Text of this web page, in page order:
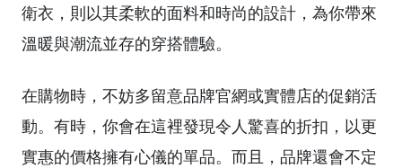
衛衣，則以其柔軟的面料和時尚的設計，為你帶來
溫暖與潮流並存的穿搭體驗。
在購物時，不妨多留意品牌官網或實體店的促銷活
動。有時，你會在這裡發現令人驚喜的折扣，以更
實惠的價格擁有心儀的單品。而且，品牌還會不定